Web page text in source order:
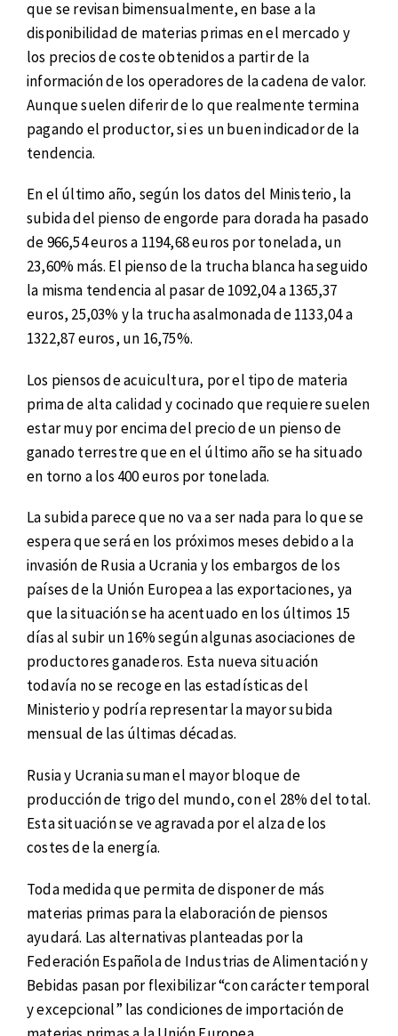
que se revisan bimensualmente, en base a la
disponibilidad de materias primas en el mercado y
los precios de coste obtenidos a partir de la
información de los operadores de la cadena de valor.
Aunque suelen diferir de lo que realmente termina
pagando el productor, si es un buen indicador de la
tendencia.
En el último año, según los datos del Ministerio, la
subida del pienso de engorde para dorada ha pasado
de 966,54 euros a 1194,68 euros por tonelada, un
23,60% más. El pienso de la trucha blanca ha seguido
la misma tendencia al pasar de 1092,04 a 1365,37
euros, 25,03% y la trucha asalmonada de 1133,04 a
1322,87 euros, un 16,75%.
Los piensos de acuicultura, por el tipo de materia
prima de alta calidad y cocinado que requiere suelen
estar muy por encima del precio de un pienso de
ganado terrestre que en el último año se ha situado
en torno a los 400 euros por tonelada.
La subida parece que no va a ser nada para lo que se
espera que será en los próximos meses debido a la
invasión de Rusia a Ucrania y los embargos de los
países de la Unión Europea a las exportaciones, ya
que la situación se ha acentuado en los últimos 15
días al subir un 16% según algunas asociaciones de
productores ganaderos. Esta nueva situación
todavía no se recoge en las estadísticas del
Ministerio y podría representar la mayor subida
mensual de las últimas décadas.
Rusia y Ucrania suman el mayor bloque de
producción de trigo del mundo, con el 28% del total.
Esta situación se ve agravada por el alza de los
costes de la energía.
Toda medida que permita de disponer de más
materias primas para la elaboración de piensos
ayudará. Las alternativas planteadas por la
Federación Española de Industrias de Alimentación y
Bebidas pasan por flexibilizar “con carácter temporal
y excepcional” las condiciones de importación de